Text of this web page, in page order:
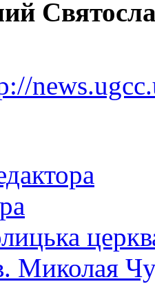
Миколая